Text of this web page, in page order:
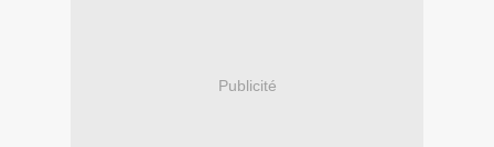
Publicité